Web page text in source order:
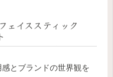
ェイススティック
とブランドの世界観を